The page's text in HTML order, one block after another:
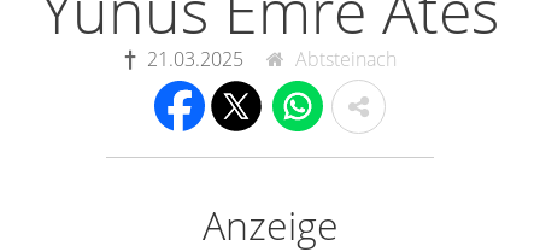
21.03.2025 Abtsteinach
Anzeige